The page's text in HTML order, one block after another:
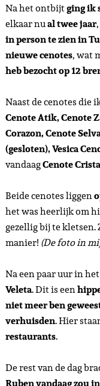
Na het ontbijtging ik
elkaar nual twee jaar
in person te zien in
nieuwe cenotes, wat
heb bezocht op 12
Naast de cenotes die
Cenote Atik, Cenote
Corazon, Cenote
(gesloten), Vesica
vandaagCenote
Beide cenotes liggen
het was heerlijk om
gezellig bij te
manier! (De foto in
Na een paar uur in
Veleta. Dit is een
niet meer ben
verhuisden. Hier
restaurants.
De rest van de dag